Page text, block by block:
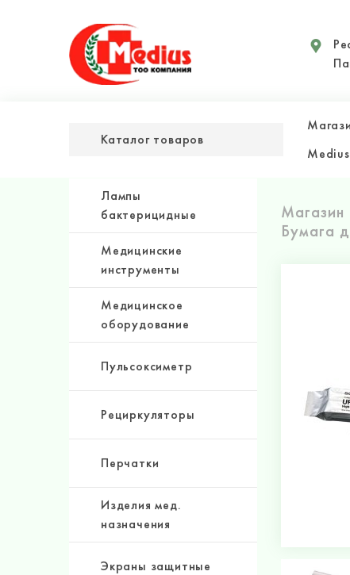
Каталог товаров
Medius
Лампы
бактерицидные
Медицинские
инструменты
Медицинское
оборудование
Пульсоксиметр
Рециркуляторы
Перчатки
Изделия мед.
назначения
Экраны защитные
Магазин
Бумага